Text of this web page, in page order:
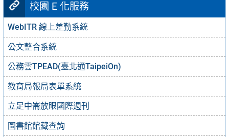
校園 E 化服務
WebITR 線上差勤系統
公文整合系統
公務雲TPEAD(臺北通TaipeiOn)
教育局報局表單系統
立足中崙放眼國際週刊
圖書館館藏查詢